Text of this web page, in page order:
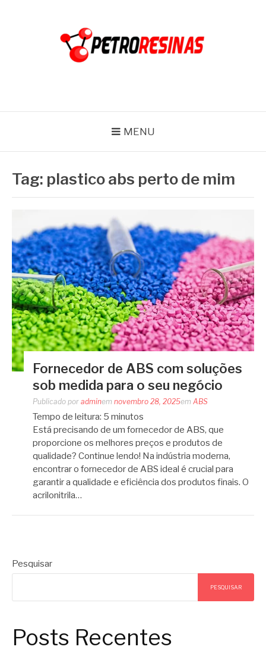
MENU
Tag: plastico abs perto de mim
Fornecedor de ABS com soluções
sob medida para o seu negócio
Publicado por adminem novembro 28, 2025em ABS
Tempo de leitura: 5 minutos
Está precisando de um fornecedor de ABS, que
proporcione os melhores preços e produtos de
qualidade? Continue lendo! Na indústria moderna,
encontrar o fornecedor de ABS ideal é crucial para
garantir a qualidade e eficiência dos produtos finais. O
acrilonitrila…
Pesquisar
PESQUISAR
Posts Recentes